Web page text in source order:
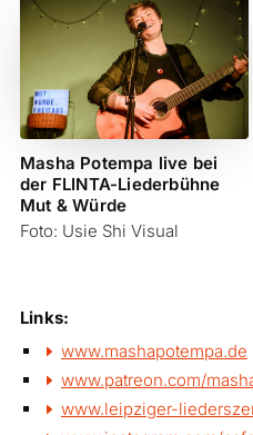
Masha Potempa live bei
der FLINTA-Liederbühne
Mut & Würde
Foto: Usie Shi Visual
Links:
www.mashapotempa.de
www.patreon.com/
www.leipziger-